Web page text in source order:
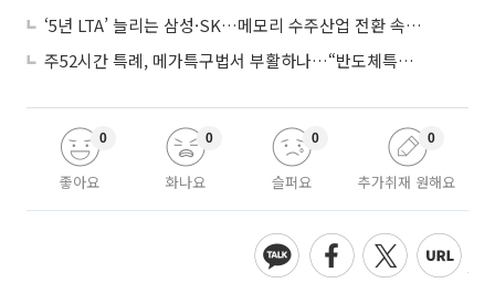
‘5년 LTA’ 늘리는 삼성·SK…메모리 수주산업 전환 속 다른 셈법
주52시간 특례, 메가특구법서 부활하나…“반도체특별법 담겨야”
좋아요
0
화나요
0
슬퍼요
0
추가취재 원해요
0